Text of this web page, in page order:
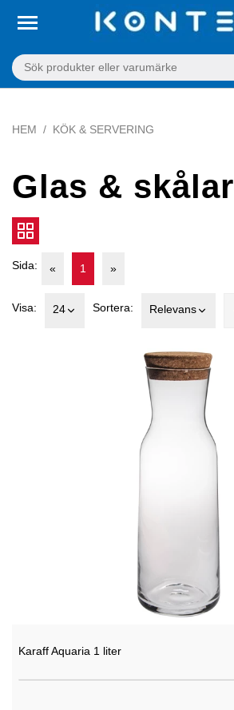
HEM KÖK & SERVERING
Glas & skålar
Sida: « 1 »
Visa: 24 Sortera: Relevans
Karaff Aquaria 1 liter